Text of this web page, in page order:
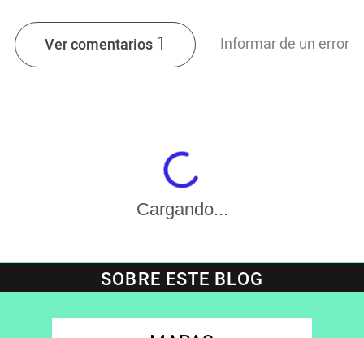
Ver comentarios 1 Informar de un error
Cargando...
SOBRE ESTE BLOG